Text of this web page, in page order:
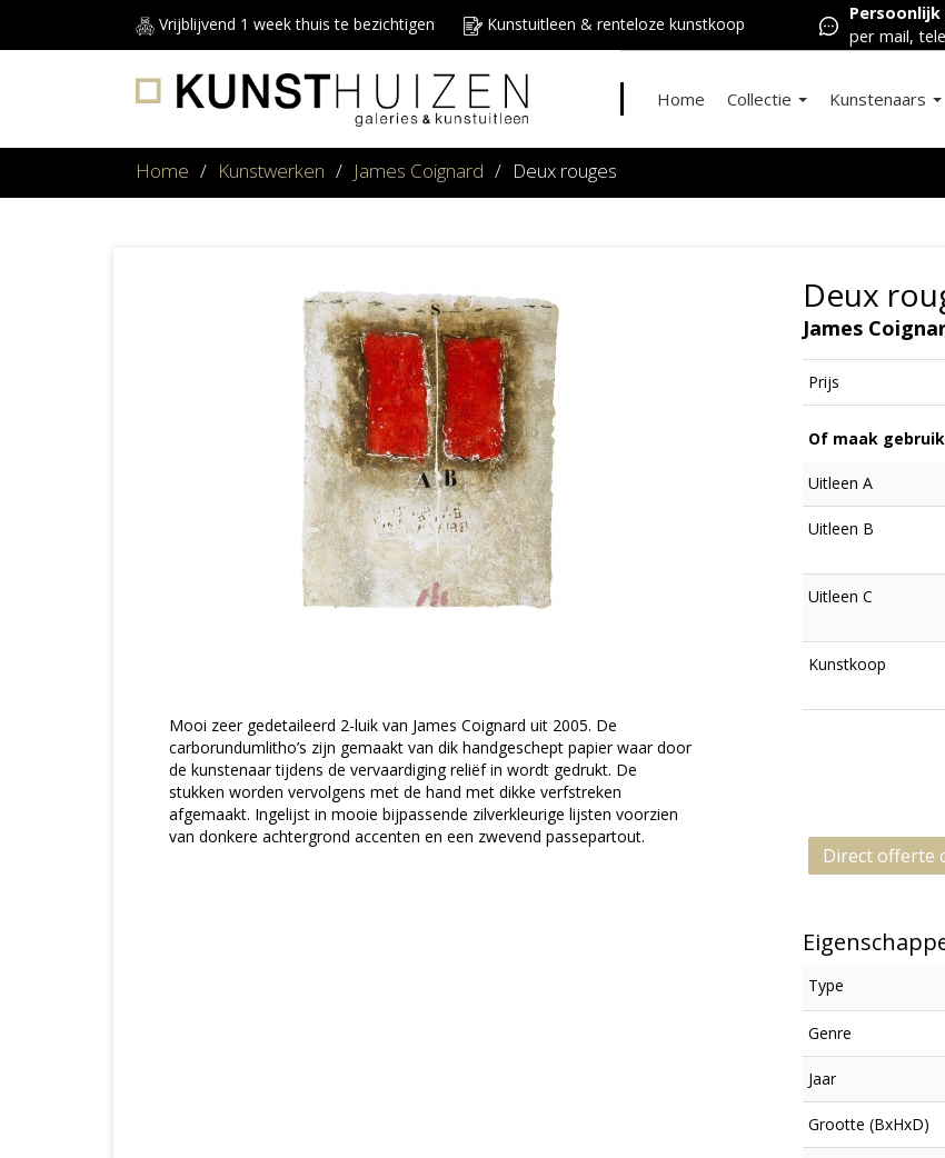
Vrijblijvend 1 week thuis te bezichtigen Kunstuitleen & renteloze kunstkoop
Persoonlijk
per mail,
Home Collectie Kunstenaars
Home / Kunstwerken / James Coignard / Deux rouges
Mooi zeer gedetaileerd 2-luik van James Coignard uit 2005. De
carborundumlitho’s zijn gemaakt van dik handgeschept papier waar door
de kunstenaar tijdens de vervaardiging reliëf in wordt gedrukt. De
stukken worden vervolgens met de hand met dikke verfstreken
afgemaakt. Ingelijst in mooie bijpassende zilverkleurige lijsten voorzien
van donkere achtergrond accenten en een zwevend passepartout.
Deux
James
Prijs
Of maak
Uitleen A
Uitleen B
Uitleen C
Kunstkoop
Direct offerte
Type
Genre
Jaar
Grootte (BxHxD)